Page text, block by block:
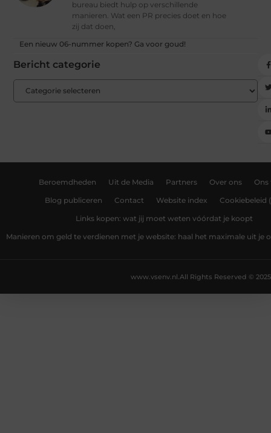
bureau biedt hulp op verschillende
manieren. Wat een PR precies doet en hoe
zij dat doen,
Een nieuw 06-nummer kopen? Ga voor goud!
Bericht categorie
Beroemdheden Uit de Media Partners Over ons Ons
Blog publiceren Contact Website index Cookiebeleid
Links kopen: wat jij moet weten vóórdat je koopt
Manieren om geld te verdienen met je website: haal het maximale uit je
All Rights Reserved © 2025
www.vsenv.nl.